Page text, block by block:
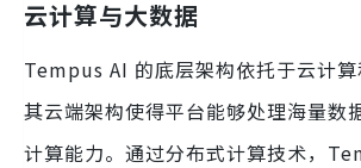
云计算与大数据
Tempus AI 的底层架构依托于云计算
其云端架构使得平台能够处理海量数
计算能力。通过分布式计算技术，